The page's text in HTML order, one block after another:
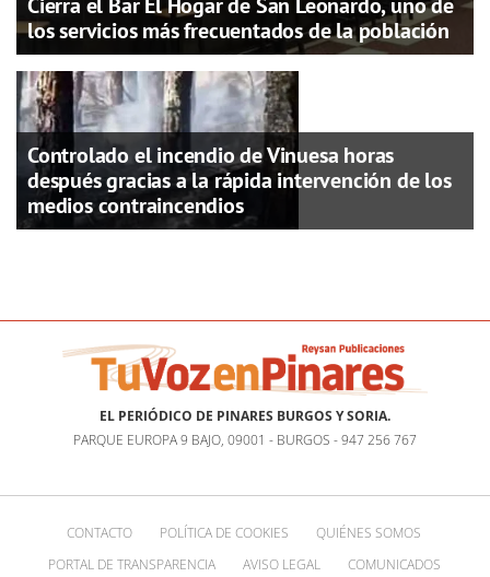
Cierra el Bar El Hogar de San Leonardo, uno de
los servicios más frecuentados de la población
Controlado el incendio de Vinuesa horas
después gracias a la rápida intervención de los
medios contraincendios
EL PERIÓDICO DE PINARES BURGOS Y SORIA.
PARQUE EUROPA 9 BAJO, 09001 - BURGOS - 947 256 767
CONTACTO POLÍTICA DE COOKIES
QUIÉNES SOMOS
PORTAL DE TRANSPARENCIA
AVISO LEGAL COMUNICADOS